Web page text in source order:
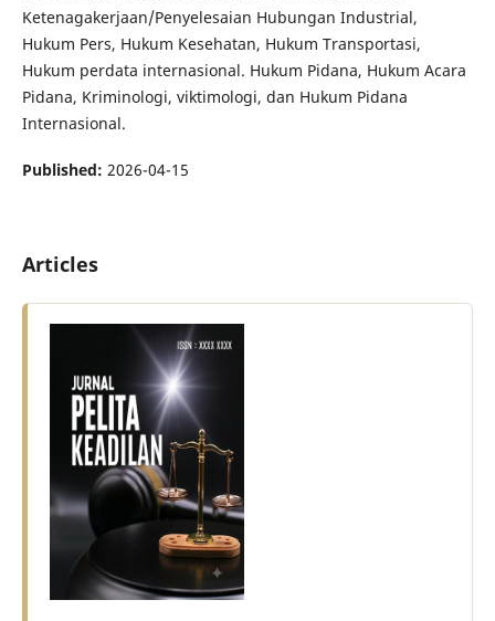
Ketenagakerjaan/Penyelesaian Hubungan Industrial,
Hukum Pers, Hukum Kesehatan, Hukum Transportasi,
Hukum perdata internasional. Hukum Pidana, Hukum Acara
Pidana, Kriminologi, viktimologi, dan Hukum Pidana
Internasional.
Published: 2026-04-15
Articles